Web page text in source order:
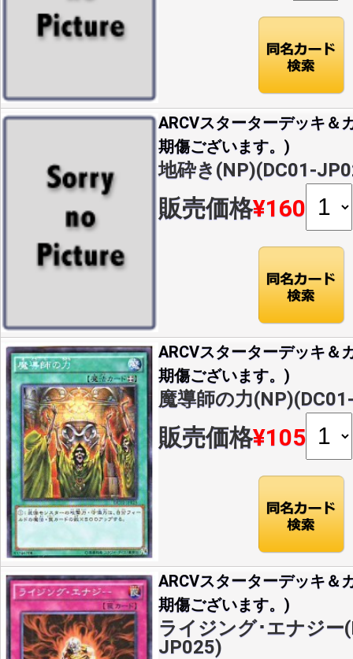
ARCVスターターデッキ＆
期傷ございます。)
地砕き(NP)(DC01-
販売価格¥160
ARCVスターターデッキ＆
期傷ございます。)
魔導師の力
販売価格¥105
ARCVスターターデッキ＆
期傷ございます。)
ライジング･エナジー
JP025)